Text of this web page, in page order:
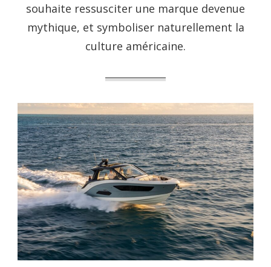
souhaite ressusciter une marque devenue
mythique, et symboliser naturellement la
culture américaine.